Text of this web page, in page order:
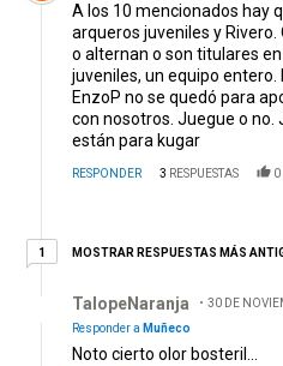
A los 10 mencionados hay
arqueros juveniles y
o alternan o son titulares
juveniles, un equipo
EnzoP no se quedó para
con nosotros. Juegue o no.
están para kugar
RESPONDER 3 RESPUESTAS 0
11 respuesta más antiguas
MOSTRAR RESPUESTAS MÁS
TalopeNaranja
30 DE
Responder a Muñeco
Noto cierto olor bosteril...